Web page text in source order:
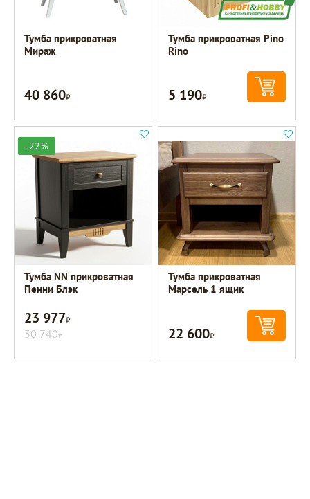
Тумба прикроватная
Мираж
40 860Р
Тумба прикроватная Pino
Rino
5 190Р
-22%
Тумба NN прикроватная
Пенни Блэк
23 977Р
30 740Р
Тумба прикроватная
Марсель 1 ящик
22 600Р